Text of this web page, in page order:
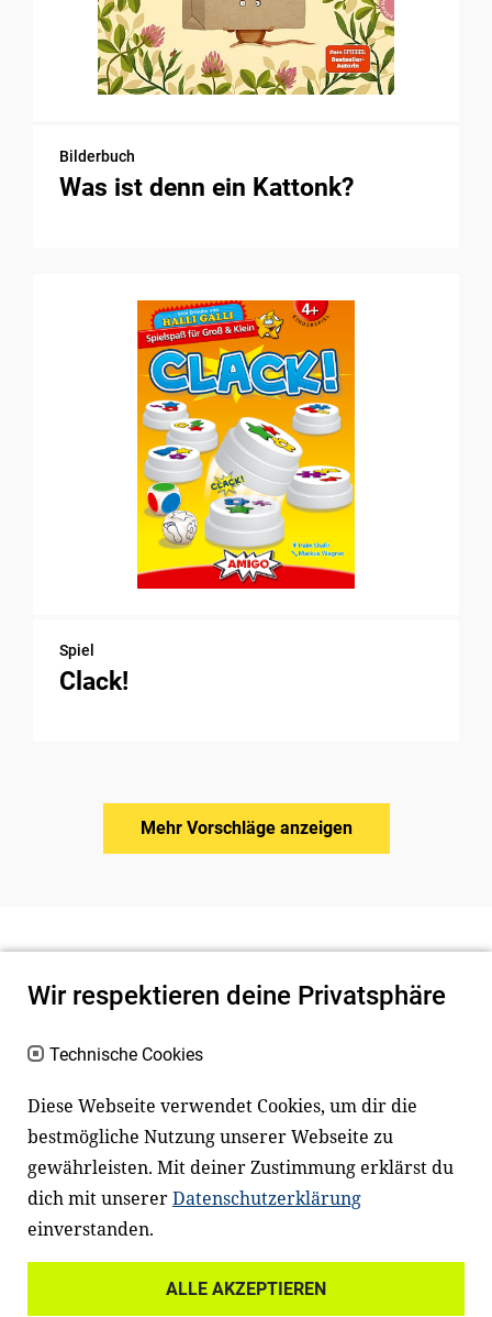
Bilderbuch
Was ist denn ein Kattonk?
Spiel
Clack!
Mehr Vorschläge anzeigen
Newsletter
Facebook LinkedIn
Wir respektieren deine Privatsphäre
Technische Cookies
Diese Webseite verwendet Cookies, um dir die
bestmögliche Nutzung unserer Webseite zu
gewährleisten. Mit deiner Zustimmung erklärst du
dich mit unsererDatenschutzerklärung
einverstanden.
ALLE AKZEPTIEREN